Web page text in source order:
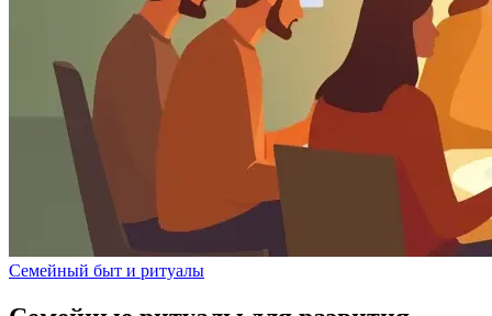
Семейный быт и ритуалы